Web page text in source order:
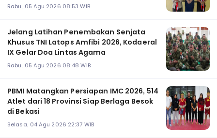
Rabu, 05 Agu 2026 08:53 WIB
Jelang Latihan Penembakan Senjata
Khusus TNI Latops Amfibi 2026, Kodaeral
IX Gelar Doa Lintas Agama
Rabu, 05 Agu 2026 08:48 WIB
PBMI Matangkan Persiapan IMC 2026, 514
Atlet dari 18 Provinsi Siap Berlaga Besok
di Bekasi
Selasa, 04 Agu 2026 22:37 WIB